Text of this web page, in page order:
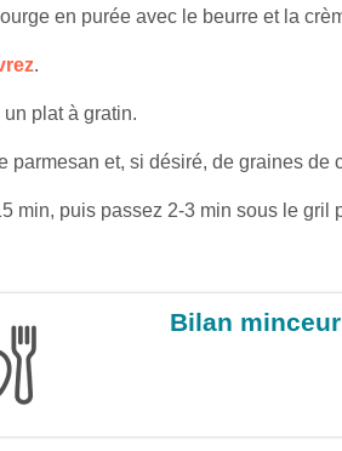
en purée avec le beurre et la
.
un plat à gratin.
parmesan et, si désiré, de graines de
min, puis passez 2-3 min sous le gril
Bilan